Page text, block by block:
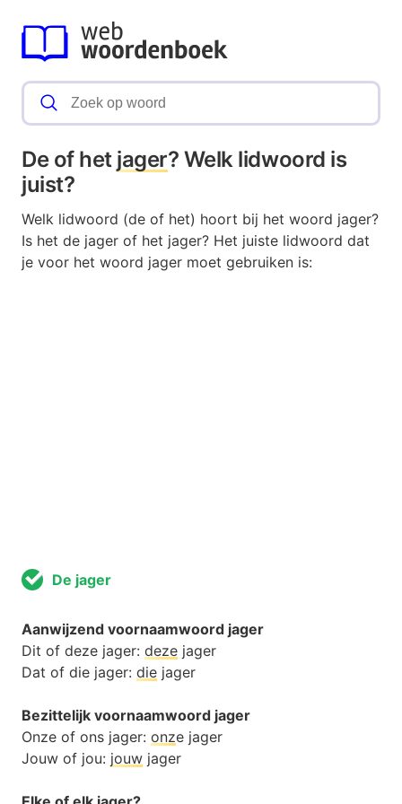
De of het jager? Welk lidwoord is
juist?
Welk lidwoord (de of het) hoort bij het woord jager?
Is het de jager of het jager? Het juiste lidwoord dat
je voor het woord jager moet gebruiken is:
De jager
Aanwijzend voornaamwoord jager
Dit of deze jager: deze jager
Dat of die jager: die jager
Bezittelijk voornaamwoord jager
Onze of ons jager: onze jager
Jouw of jou: jouw jager